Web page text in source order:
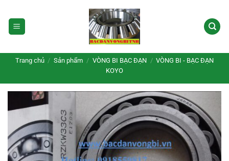
qua
nội
Trang chủ / Sản phẩm / VÒNG BI BẠC ĐẠN / VÒNG BI - BẠC ĐẠN
KOYO